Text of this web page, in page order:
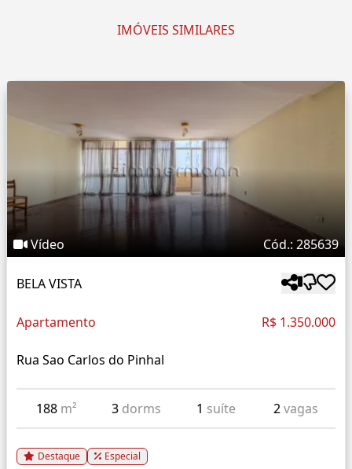
IMÓVEIS SIMILARES
Vídeo Cód.: 285639
BELA VISTA
Apartamento R$ 1.350.000
Rua Sao Carlos do Pinhal
188 m² 3 dorms 1 suíte 2vagas
Destaque Especial